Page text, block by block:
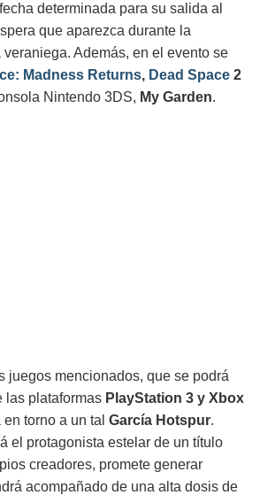
determinada para su salida al
que aparezca durante la
Además, en el evento se
Madness Returns, Dead Space 2
Nintendo 3DS, My Garden.
juegos mencionados, que se podrá
las plataformas PlayStation 3 y Xbox
torno a un tal García Hotspur.
el protagonista estelar de un título
creadores, promete generar
acompañado de una alta dosis de